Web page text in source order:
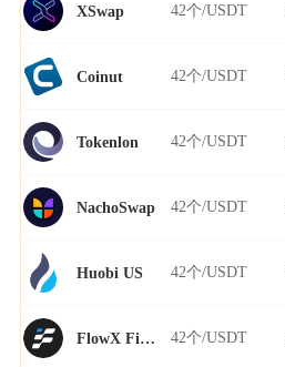
XSwap 42个/USDT
Coinut 42个/USDT
Tokenlon 42个/USDT
NachoSwap 42个/USDT
Huobi US 42个/USDT
FlowX Finance 42个/USDT